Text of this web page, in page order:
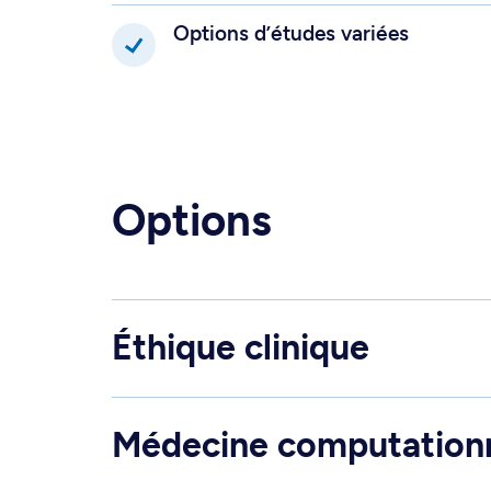
Options d’études variées
Options
Éthique clinique
Médecine